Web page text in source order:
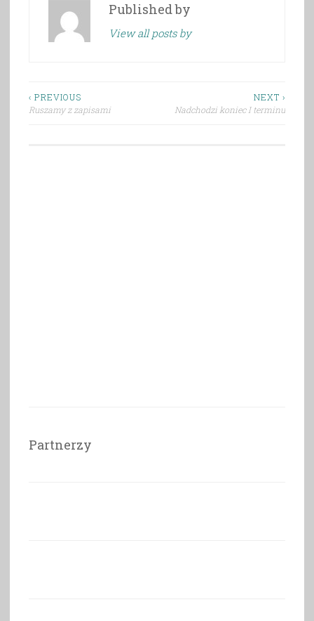
Published by
View all posts by
Nawigacja
‹ PREVIOUS
Ruszamy z zapisami
NEXT ›
Nadchodzi koniec I terminu
Partnerzy